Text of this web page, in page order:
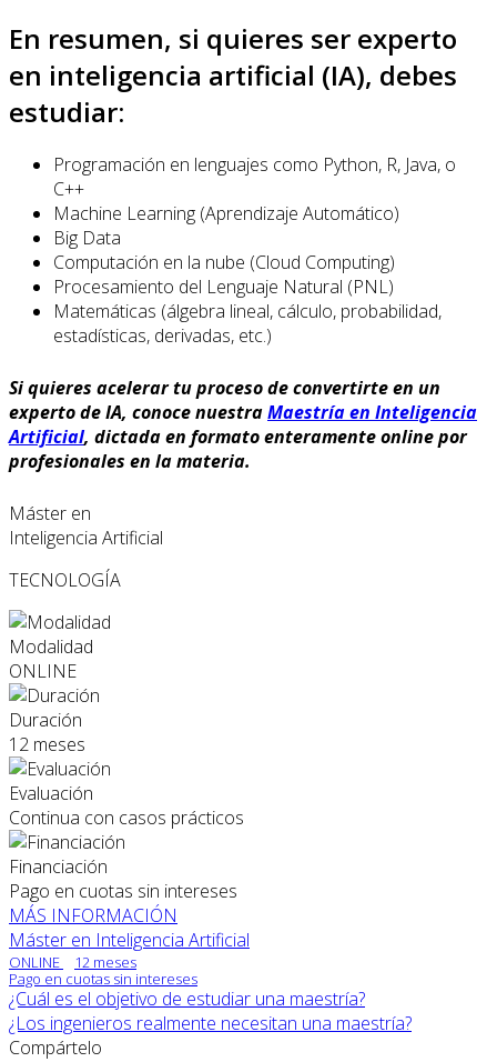
En resumen, si quieres ser experto
en inteligencia artificial (IA), debes
estudiar:
Programación en lenguajes como Python, R, Java, o
C++
Machine Learning (Aprendizaje Automático)
Big Data
Computación en la nube (Cloud Computing)
Procesamiento del Lenguaje Natural (PNL)
Matemáticas (álgebra lineal, cálculo, probabilidad,
estadísticas, derivadas, etc.)
Si quieres acelerar tu proceso de convertirte en un
experto de IA, conoce nuestraMaestría en Inteligencia
Artificial, dictada en formato enteramente online por
profesionales en la materia.
Máster en
Inteligencia Artificial
TECNOLOGÍA
Modalidad
ONLINE
Duración
12 meses
Evaluación
Continua con casos prácticos
Financiación
Pago en cuotas sin intereses
MÁS INFORMACIÓN
Máster en Inteligencia Artificial
ONLINE
12 meses
Pago en cuotas sin intereses
¿Cuál es el objetivo de estudiar una maestría?
¿Los ingenieros realmente necesitan una maestría?
Compártelo